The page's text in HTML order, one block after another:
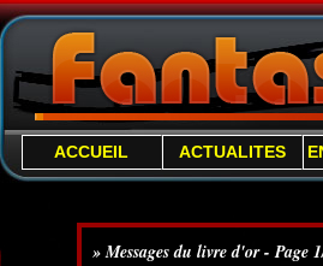
ACCUEIL ACTUALITES
» Messages du livre d'or - Page